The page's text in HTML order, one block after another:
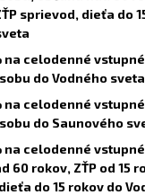
sprievod, dieťa do
na celodenné
do Vodného sveta
na celodenné
do Saunového
na celodenné
60 rokov, ZŤP od 15
do 15 rokov do